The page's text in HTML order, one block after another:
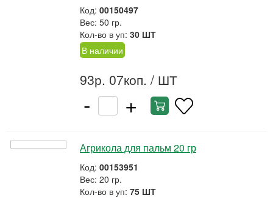
Код: 00150497
Вес: 50 гр.
Кол-во в уп: 30 ШТ
В наличии
93р. 07коп. / ШТ
- +
Агрикола для пальм 20 гр
Код: 00153951
Вес: 20 гр.
Кол-во в уп: 75 ШТ